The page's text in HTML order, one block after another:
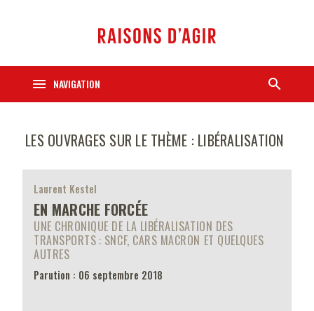
menu NAVIGATION search
LES OUVRAGES SUR LE THÈME : LIBÉRALISATION
Laurent Kestel
EN MARCHE FORCÉE
UNE CHRONIQUE DE LA LIBÉRALISATION DES
TRANSPORTS : SNCF, CARS MACRON ET QUELQUES
AUTRES
Parution : 06 septembre 2018